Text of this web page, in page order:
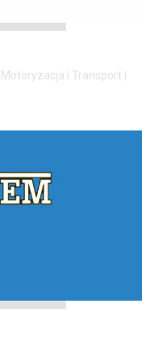
Motoryzacja i Transport